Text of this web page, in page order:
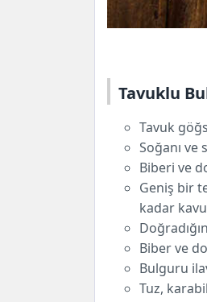
Tavuklu
Tavuk
Soğanı ve
Biberi ve
Geniş bir
kadar
Biber ve
Bulguru
Tuz,